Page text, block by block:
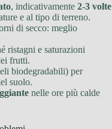
, indicativamente 2-3 volte
e al tipo di terreno.
di secco: meglio
ristagni e saturazioni
frutti.
biodegradabili) per
suolo.
nelle ore più calde